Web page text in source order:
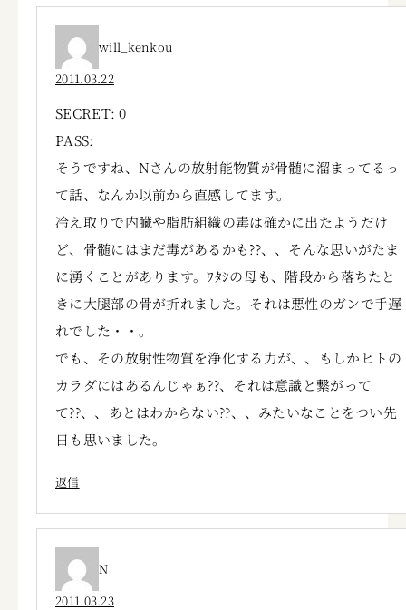
will_kenkou
2011.03.22
SECRET: 0
PASS:
そうですね、Nさんの放射能物質が骨髄に溜まってるっ
て話、なんか以前から直感してます。
冷え取りで内臓や脂肪組織の毒は確かに出たようだけ
ど、骨髄にはまだ毒があるかも??、、そんな思いがたま
に湧くことがあります。ﾜﾀｼの母も、階段から落ちたと
きに大腿部の骨が折れました。それは悪性のガンで手遅
れでした・・。
でも、その放射性物質を浄化する力が、、もしかヒトの
カラダにはあるんじゃぁ??、それは意識と繋がって
て??、、あとはわからない??、、みたいなことをつい先
日も思いました。
返信
N
2011.03.23